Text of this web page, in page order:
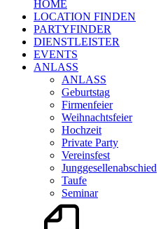
HOME
LOCATION FINDEN
PARTYFINDER
DIENSTLEISTER
EVENTS
ANLASS
ANLASS
Geburtstag
Firmenfeier
Weihnachtsfeier
Hochzeit
Private Party
Vereinsfest
Junggesellenabschied
Taufe
Seminar